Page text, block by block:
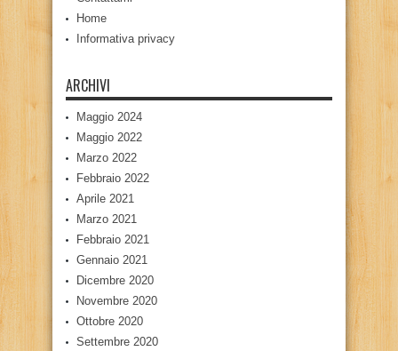
Home
Informativa privacy
ARCHIVI
Maggio 2024
Maggio 2022
Marzo 2022
Febbraio 2022
Aprile 2021
Marzo 2021
Febbraio 2021
Gennaio 2021
Dicembre 2020
Novembre 2020
Ottobre 2020
Settembre 2020